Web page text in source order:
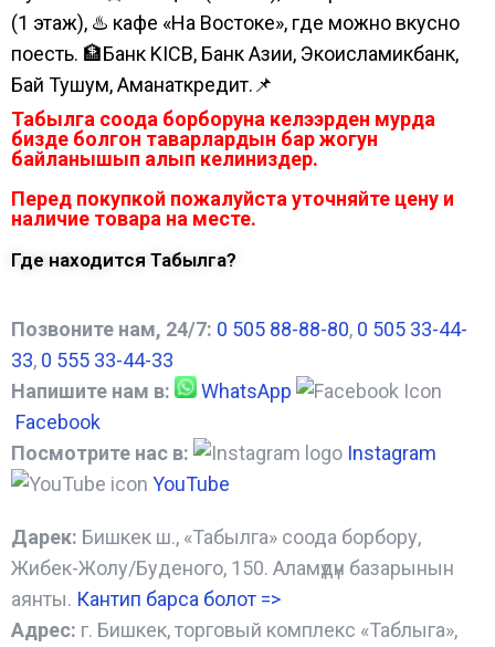
(1 этаж), ♨️ кафе «На Востоке», где можно вкусно
поесть. 🏦Банк KICB, Банк Азии, Экоисламикбанк,
Бай Тушум, Аманаткредит.📌
Табылга соода борборуна келээрден мурда
бизде болгон таварлардын бар жогун
байланышып алып келиниздер.
Перед покупкой пожалуйста уточняйте цену и
наличие товара на месте.
Где находится Табылга?
Позвоните нам, 24/7: 0 505 88-88-80, 0 505 33-44-
33, 0 555 33-44-33
Напишите нам в:
WhatsApp
Facebook
Посмотрите нас в:
Instagram
YouTube
Дарек: Бишкек ш., «Табылга» соода борбору,
Жибек-Жолу/Буденого, 150. Аламүдүн базарынын
аянты. Кантип барса болот =>
Адрес: г. Бишкек, торговый комплекс «Таблыга»,